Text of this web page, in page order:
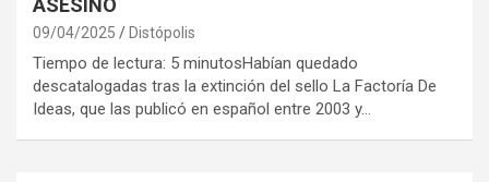
09/04/2025 Distópolis
Tiempo de lectura: 5 minutosHabían quedado
descatalogadas tras la extinción del sello La Factoría De
Ideas, que las publicó en español entre 2003 y…